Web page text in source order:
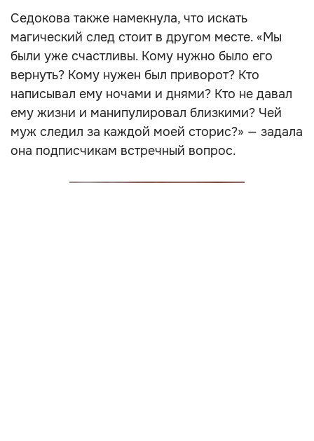
Седокова также намекнула, что искать
магический след стоит в другом месте. «Мы
были уже счастливы. Кому нужно было его
вернуть? Кому нужен был приворот? Кто
написывал ему ночами и днями? Кто не давал
ему жизни и манипулировал близкими? Чей
муж следил за каждой моей сторис?» — задала
она подписчикам встречный вопрос.